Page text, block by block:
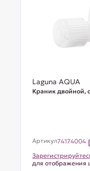
Laguna AQUA
Краник двойной,
Артикул74174004
для отображения